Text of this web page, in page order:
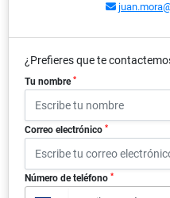
¿Prefieres que te
Tu nombre *
Correo electrónico *
Número de teléfono *